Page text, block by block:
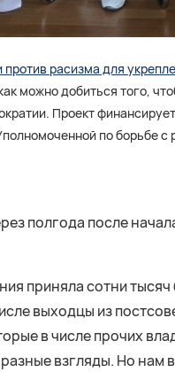
против расизма для
можно добиться того,
Проект
по борьбе с
полгода после
приняла сотни
выходцы из
в числе прочих
взгляды. Но